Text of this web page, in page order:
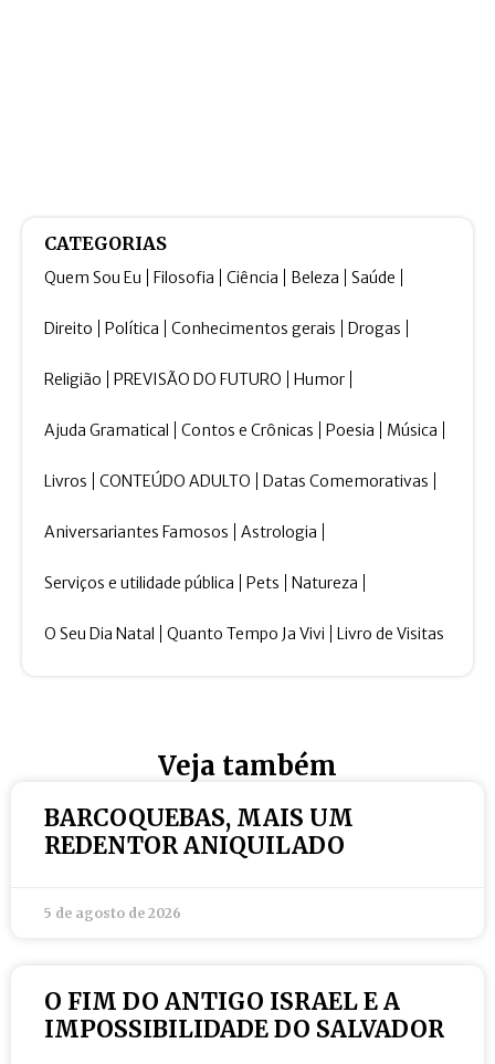
CATEGORIAS
Quem Sou Eu Filosofia Ciência Beleza Saúde
Direito Política Conhecimentos gerais Drogas
Religião PREVISÃO DO FUTURO Humor
Ajuda Gramatical Contos e Crônicas Poesia Música
Livros CONTEÚDO ADULTO Datas Comemorativas
Aniversariantes Famosos Astrologia
Serviços e utilidade pública Pets Natureza
O Seu Dia Natal Quanto Tempo Ja Vivi Livro de Visitas
Veja também
BARCOQUEBAS, MAIS UM
REDENTOR ANIQUILADO
5 de agosto de 2026
O FIM DO ANTIGO ISRAEL E A
IMPOSSIBILIDADE DO SALVADOR